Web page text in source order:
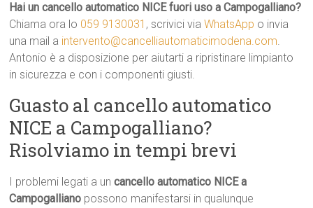
Hai un cancello automatico NICE fuori uso a Campogalliano?
Chiama ora lo 059 9130031 , scrivici viaWhatsApp o invia
una mail a intervento@cancelliautomaticimodena.com.
Antonio è a disposizione per aiutarti a ripristinare limpianto
in sicurezza e con i componenti giusti.
Guasto al cancello automatico
NICE a Campogalliano?
Risolviamo in tempi brevi
I problemi legati a uncancello automatico NICE a
Campogalliano possono manifestarsi in qualunque